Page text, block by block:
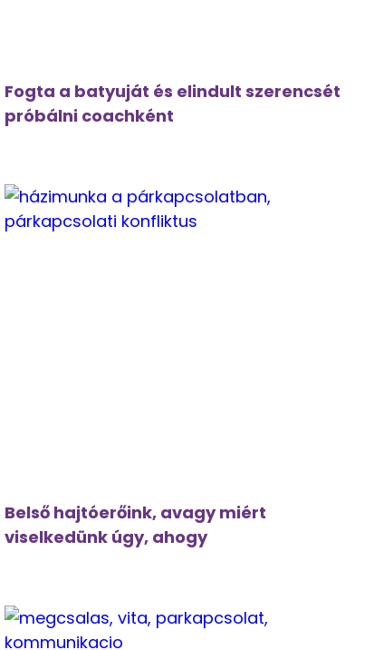
Fogta a batyuját és elindult szerencsét
próbálni coachként
Belső hajtóerőink, avagy miért
viselkedünk úgy, ahogy